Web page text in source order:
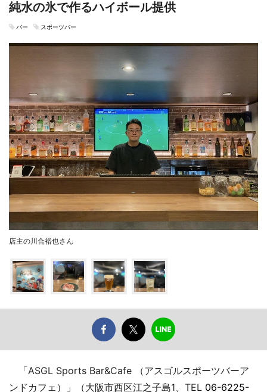
純水の氷で作るハイボール提供
バー スポーツバー
店主の川合裕也さん
「ASGL Sports Bar&Cafe （アスゴルスポーツバーア
ンドカフェ）」（大阪市西区江之子島1、TEL 06-6225-